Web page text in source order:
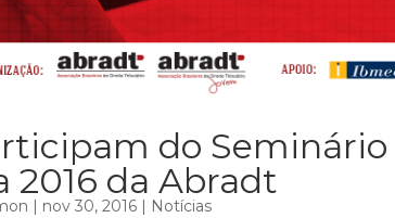
do
2016 da Abradt
| nov 30, 2016 | Notícias